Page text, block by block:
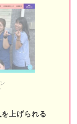
橋
上げられる